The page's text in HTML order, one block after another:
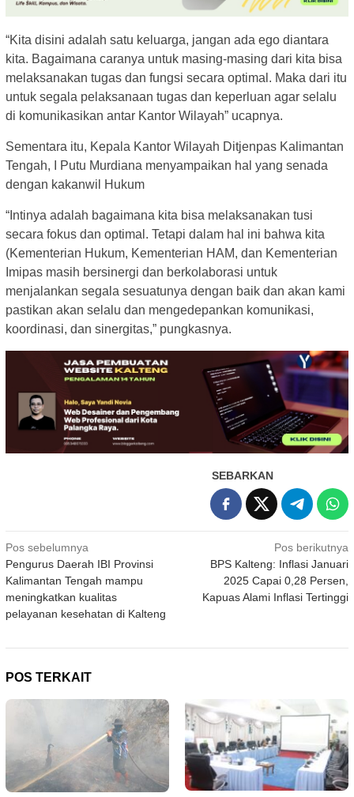
“Kita disini adalah satu keluarga, jangan ada ego diantara
kita. Bagaimana caranya untuk masing-masing dari kita bisa
melaksanakan tugas dan fungsi secara optimal. Maka dari itu
untuk segala pelaksanaan tugas dan keperluan agar selalu
di komunikasikan antar Kantor Wilayah” ucapnya.
Sementara itu, Kepala Kantor Wilayah Ditjenpas Kalimantan
Tengah, I Putu Murdiana menyampaikan hal yang senada
dengan kakanwil Hukum
“Intinya adalah bagaimana kita bisa melaksanakan tusi
secara fokus dan optimal. Tetapi dalam hal ini bahwa kita
(Kementerian Hukum, Kementerian HAM, dan Kementerian
Imipas masih bersinergi dan berkolaborasi untuk
menjalankan segala sesuatunya dengan baik dan akan kami
pastikan akan selalu dan mengedepankan komunikasi,
koordinasi, dan sinergitas,” pungkasnya.
SEBARKAN
Navigasi
pos
Pos sebelumnya
Pengurus Daerah IBI Provinsi
Kalimantan Tengah mampu
meningkatkan kualitas
pelayanan kesehatan di Kalteng
Pos berikutnya
BPS Kalteng: Inflasi Januari
2025 Capai 0,28 Persen,
Kapuas Alami Inflasi Tertinggi
POS TERKAIT